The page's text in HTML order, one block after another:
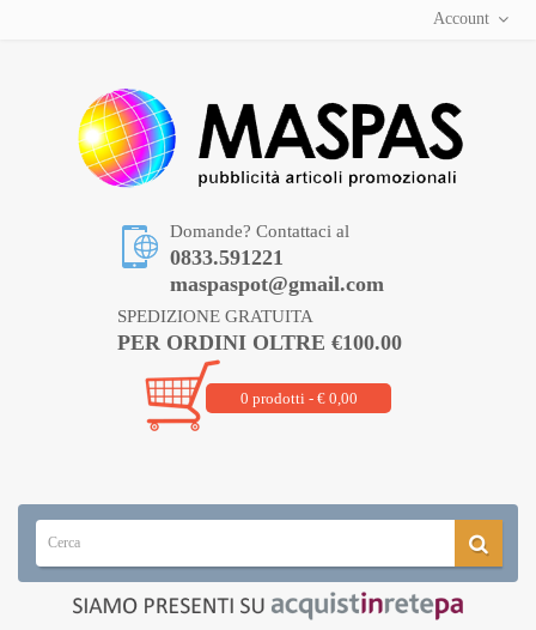
Account
Domande? Contattaci al
0833.591221
maspaspot@gmail.com
SPEDIZIONE GRATUITA
PER ORDINI OLTRE €100.00
0 prodotti - € 0,00